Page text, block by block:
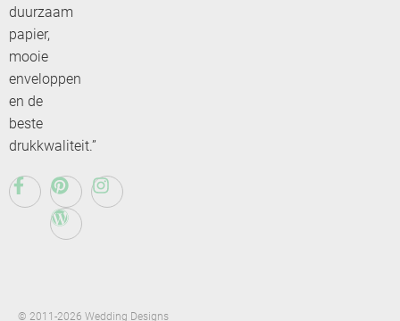
duurzaam
papier,
mooie
enveloppen
en de
beste
drukkwaliteit.”
© 2011-2026 Wedding Designs